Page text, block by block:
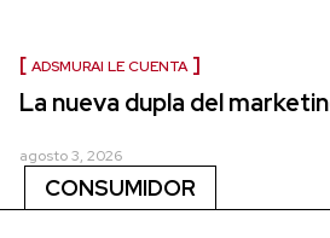
ADSMURAI LE CUENTA
La nueva dupla del
agosto 3, 2026
CONSUMIDOR